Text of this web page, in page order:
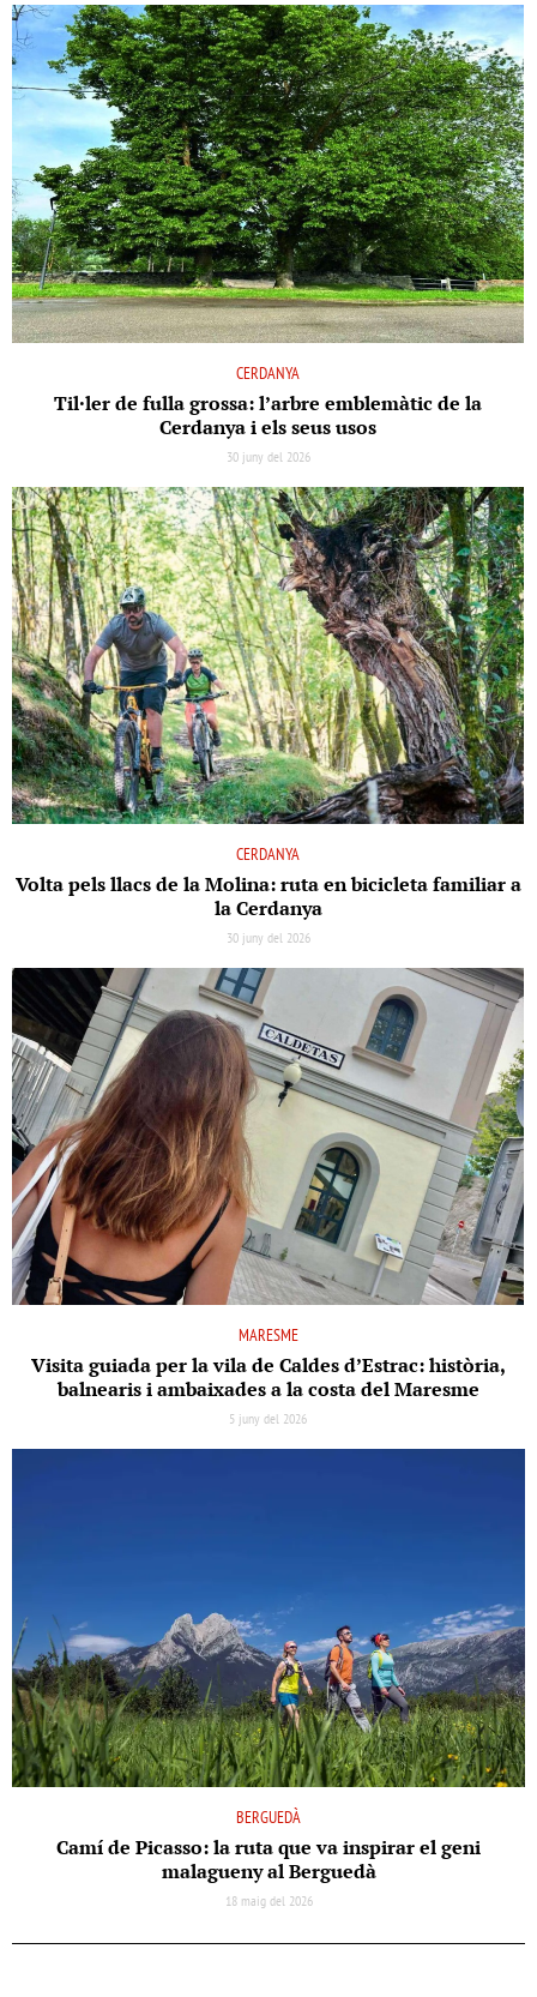
CERDANYA
Til·ler de fulla grossa: l’arbre emblemàtic de la
Cerdanya i els seus usos
30 juny del 2026
CERDANYA
Volta pels llacs de la Molina: ruta en bicicleta familiar a
la Cerdanya
30 juny del 2026
MARESME
Visita guiada per la vila de Caldes d’Estrac: història,
balnearis i ambaixades a la costa del Maresme
5 juny del 2026
BERGUEDÀ
Camí de Picasso: la ruta que va inspirar el geni
malagueny al Berguedà
18 maig del 2026